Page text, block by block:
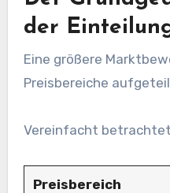
der
Eine größere
Preisbereiche
Vereinfacht
Preisbereich